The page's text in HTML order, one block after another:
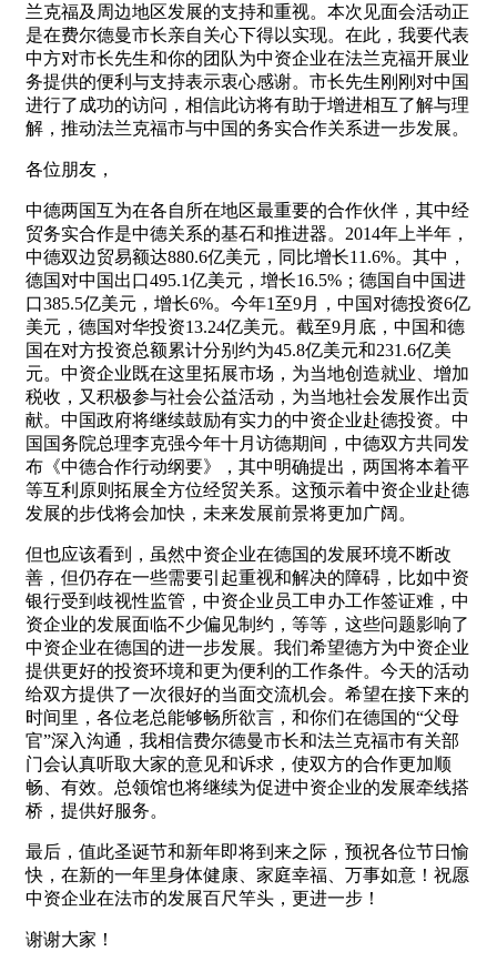
兰克福及周边地区发展的支持和重视。本次见面会活动正
是在费尔德曼市长亲自关心下得以实现。在此，我要代表
中方对市长先生和你的团队为中资企业在法兰克福开展业
务提供的便利与支持表示衷心感谢。市长先生刚刚对中国
进行了成功的访问，相信此访将有助于增进相互了解与理
解，推动法兰克福市与中国的务实合作关系进一步发展。
各位朋友，
中德两国互为在各自所在地区最重要的合作伙伴，其中经
贸务实合作是中德关系的基石和推进器。2014年上半年，
中德双边贸易额达880.6亿美元，同比增长11.6%。其中，
德国对中国出口495.1亿美元，增长16.5%；德国自中国进
口385.5亿美元，增长6%。今年1至9月，中国对德投资6亿
美元，德国对华投资13.24亿美元。截至9月底，中国和德
国在对方投资总额累计分别约为45.8亿美元和231.6亿美
元。中资企业既在这里拓展市场，为当地创造就业、增加
税收，又积极参与社会公益活动，为当地社会发展作出贡
献。中国政府将继续鼓励有实力的中资企业赴德投资。中
国国务院总理李克强今年十月访德期间，中德双方共同发
布《中德合作行动纲要》，其中明确提出，两国将本着平
等互利原则拓展全方位经贸关系。这预示着中资企业赴德
发展的步伐将会加快，未来发展前景将更加广阔。
但也应该看到，虽然中资企业在德国的发展环境不断改
善，但仍存在一些需要引起重视和解决的障碍，比如中资
银行受到歧视性监管，中资企业员工申办工作签证难，中
资企业的发展面临不少偏见制约，等等，这些问题影响了
中资企业在德国的进一步发展。我们希望德方为中资企业
提供更好的投资环境和更为便利的工作条件。今天的活动
给双方提供了一次很好的当面交流机会。希望在接下来的
时间里，各位老总能够畅所欲言，和你们在德国的“父母
官”深入沟通，我相信费尔德曼市长和法兰克福市有关部
门会认真听取大家的意见和诉求，使双方的合作更加顺
畅、有效。总领馆也将继续为促进中资企业的发展牵线搭
桥，提供好服务。
最后，值此圣诞节和新年即将到来之际，预祝各位节日愉
快，在新的一年里身体健康、家庭幸福、万事如意！祝愿
中资企业在法市的发展百尺竿头，更进一步！
谢谢大家！